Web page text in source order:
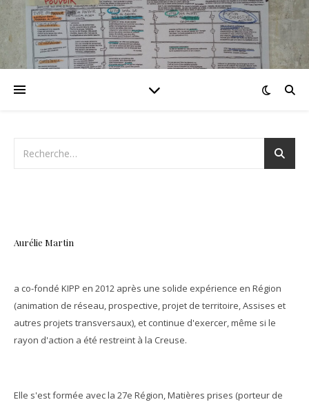
Aurélie Martin
a co-fondé KIPP en 2012 après une solide expérience en Région
(animation de réseau, prospective, projet de territoire, Assises et
autres projets transversaux), et continue d'exercer, même si le
rayon d'action a été restreint à la Creuse.
Elle s'est formée avec la 27e Région, Matières prises (porteur de